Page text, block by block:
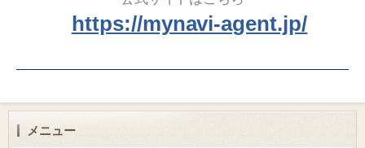
https://mynavi-agent.jp/
メニュー